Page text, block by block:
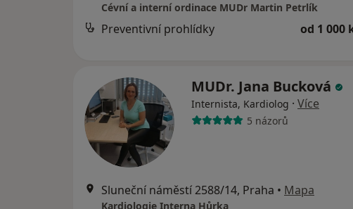
Cévní a interní ordinace MUDr Martin Petrlík
Preventivní prohlídky od 1 000
MUDr. Jana Bucková
Internista, Kardiolog · Více
5 názorů
Sluneční náměstí 2588/14, Praha • Mapa
Kardiologie Interna Hůrka